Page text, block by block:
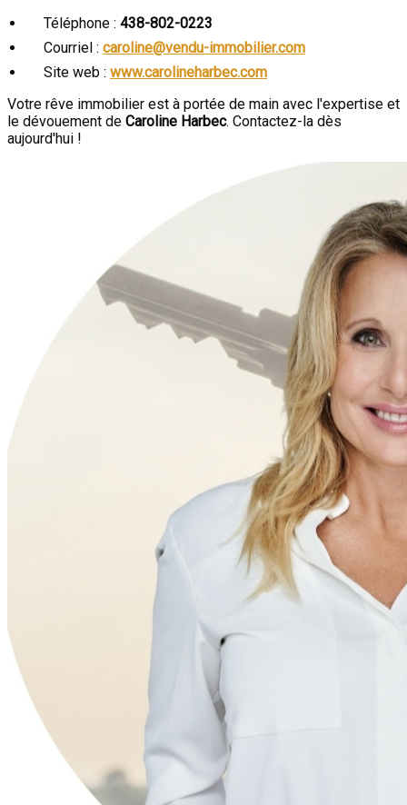
Téléphone : 438-802-0223
Courriel : caroline@vendu-immobilier.com
Site web : www.carolineharbec.com
Votre rêve immobilier est à portée de main avec l'expertise et
le dévouement de Caroline Harbec. Contactez-la dès
aujourd'hui !